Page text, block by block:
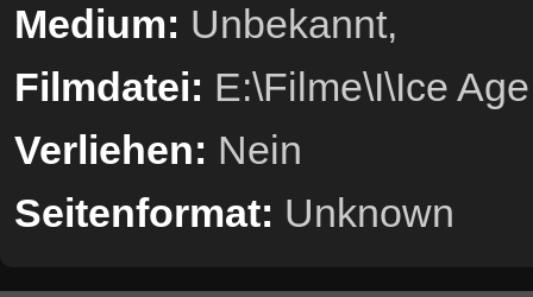
Medium: Unbekannt,
Filmdatei: E:\Filme\I\Ice
Verliehen: Nein
Seitenformat: Unknown